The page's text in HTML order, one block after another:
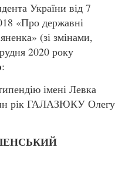
України від 7
«Про державні
(зі змінами,
2020 року
:
імені Левка
рік ГАЛАЗЮКУ Олегу